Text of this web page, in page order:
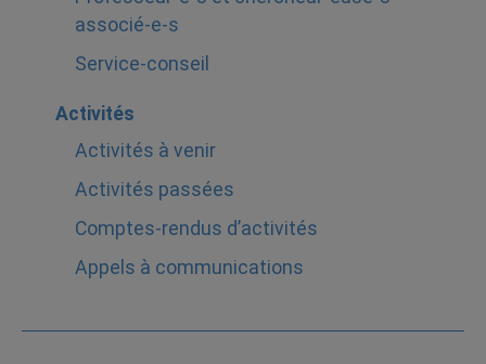
associé-e-s
Service-conseil
Activités
Activités à venir
Activités passées
Comptes-rendus d’activités
Appels à communications